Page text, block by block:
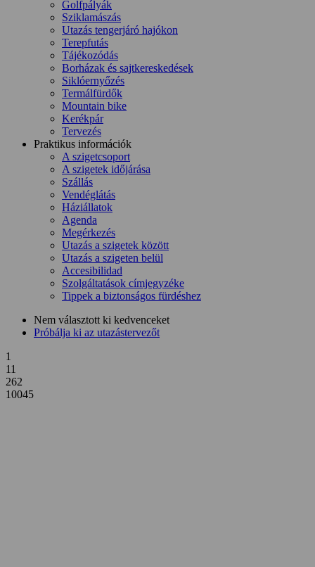
Golfpályák
Sziklamászás
Utazás tengerjáró hajókon
Terepfutás
Tájékozódás
Borházak és sajtkereskedések
Siklóernyőzés
Termálfürdők
Mountain bike
Kerékpár
Tervezés
Praktikus információk
A szigetcsoport
A szigetek időjárása
Szállás
Vendéglátás
Háziállatok
Agenda
Megérkezés
Utazás a szigetek között
Utazás a szigeten belül
Accesibilidad
Szolgáltatások címjegyzéke
Tippek a biztonságos fürdéshez
Nem választott ki kedvenceket
Próbálja ki az utazástervezőt
1
11
262
10045